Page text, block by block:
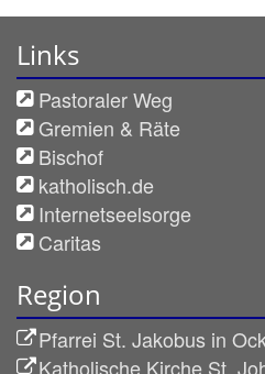
Links
Pastoraler Weg
Gremien & Räte
Bischof
katholisch.de
Internetseelsorge
Caritas
Region
Pfarrei St. Jakobus in
Katholische Kirche St.